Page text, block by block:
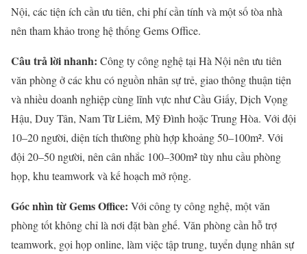
Nội, các tiện ích cần ưu tiên, chi phí cần tính và một số tòa nhà
nên tham khảo trong hệ thống Gems Office.
Câu trả lời nhanh: Công ty công nghệ tại Hà Nội nên ưu tiên
văn phòng ở các khu có nguồn nhân sự trẻ, giao thông thuận tiện
và nhiều doanh nghiệp cùng lĩnh vực như Cầu Giấy, Dịch Vọng
Hậu, Duy Tân, Nam Từ Liêm, Mỹ Đình hoặc Trung Hòa. Với đội
10–20 người, diện tích thường phù hợp khoảng 50–100m². Với
đội 20–50 người, nên cân nhắc 100–300m² tùy nhu cầu phòng
họp, khu teamwork và kế hoạch mở rộng.
Góc nhìn từ Gems Office: Với công ty công nghệ, một văn
phòng tốt không chỉ là nơi đặt bàn ghế. Văn phòng cần hỗ trợ
teamwork, gọi họp online, làm việc tập trung, tuyển dụng nhân sự